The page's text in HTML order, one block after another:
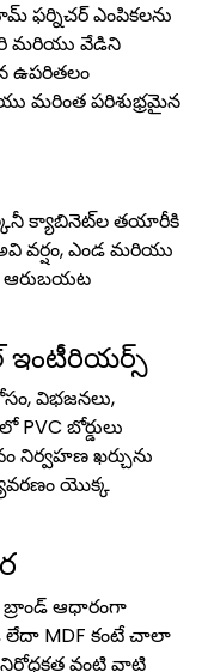
ఫర్నిచర్ ఎంపికలను
మరియు వేడిని
ఉపరితలం
మరింత పరిశుభ్రమైన
క్యాబినెట్‌ల తయారీకి
వర్షం, ఎండ మరియు
ఆరుబయట
ఇంటీరియర్స్
విభజనలు,
బోర్డులు
నిర్వహణ ఖర్చును
యొక్క
బ్రాండ్ ఆధారంగా
లేదా MDF కంటే చాలా
నిరోధకత వంటి వాటి